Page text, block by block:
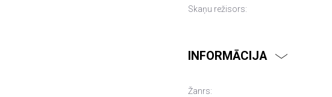
Skaņu režisors:
INFORMĀCIJA
Žanrs: